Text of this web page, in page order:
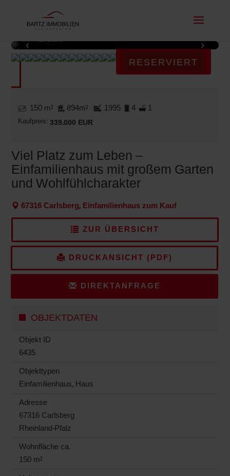
RESERVIERT
Außenansicht
‹ ›
150 m² 894m² 1995 4 1
Kaufpreis: 339.000 EUR
Viel Platz zum Leben –
Einfamilienhaus mit großem Garten
und Wohlfühlcharakter
67316 Carlsberg, Einfamilienhaus zum Kauf
ZUR ÜBERSICHT
DRUCKANSICHT (PDF)
DIREKTANFRAGE
OBJEKTDATEN
Objekt ID
6435
Objekttypen
Einfamilienhaus, Haus
Adresse
67316 Carlsberg
Rheinland-Pfalz
Wohnfläche ca.
150 m²